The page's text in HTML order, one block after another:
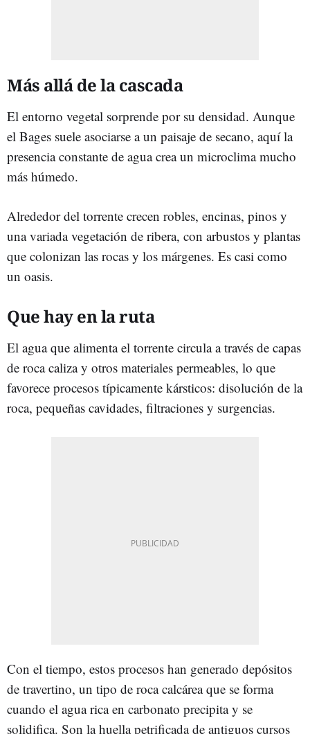
Más allá de la cascada
El entorno vegetal sorprende por su densidad. Aunque
el Bages suele asociarse a un paisaje de secano, aquí la
presencia constante de agua crea un microclima mucho
más húmedo.
Alrededor del torrente crecen robles, encinas, pinos y
una variada vegetación de ribera, con arbustos y plantas
que colonizan las rocas y los márgenes. Es casi como
un oasis.
Que hay en la ruta
El agua que alimenta el torrente circula a través de capas
de roca caliza y otros materiales permeables, lo que
favorece procesos típicamente kársticos: disolución de la
roca, pequeñas cavidades, filtraciones y surgencias.
Con el tiempo, estos procesos han generado depósitos
de travertino, un tipo de roca calcárea que se forma
cuando el agua rica en carbonato precipita y se
solidifica. Son la huella petrificada de antiguos cursos